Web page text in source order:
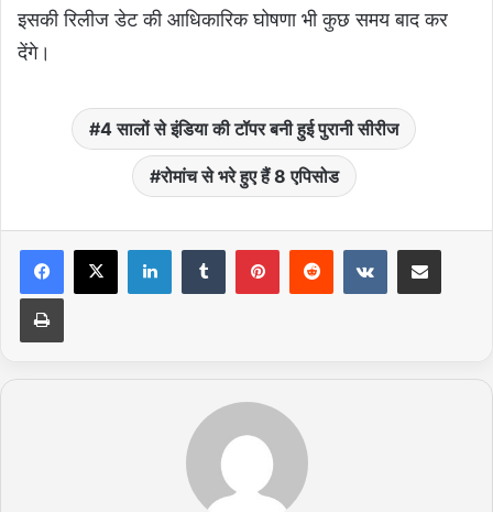
इसकी रिलीज डेट की आधिकारिक घोषणा भी कुछ समय बाद कर
देंगे।
4 सालों से इंडिया की टॉपर बनी हुई पुरानी सीरीज
रोमांच से भरे हुए हैं 8 एपिसोड